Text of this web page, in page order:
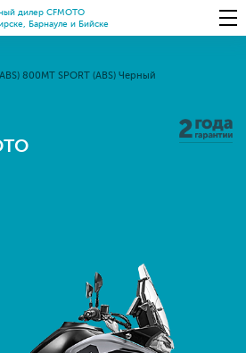
дилер CFMOTO
Барнауле и Бийске
800MT SPORT (ABS) Черный